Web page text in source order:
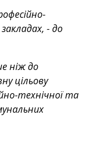
- до
ніж до
цільову
технічної та